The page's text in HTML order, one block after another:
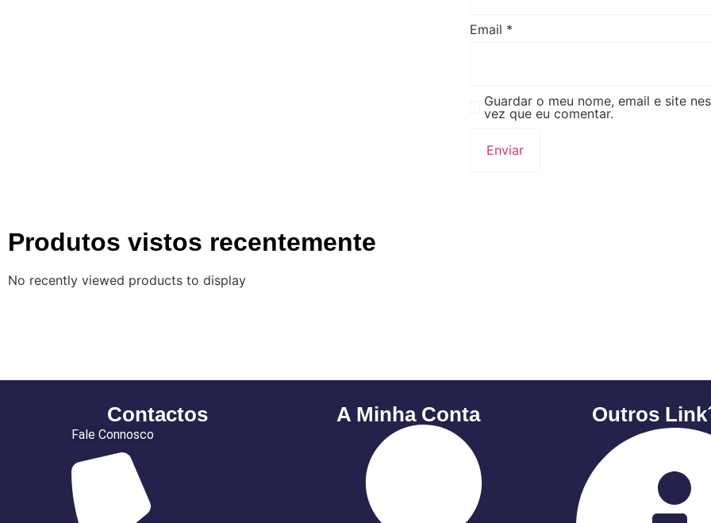
Email *
Guardar o meu nome, email e site
vez que eu comentar.
Produtos vistos recentemente
No recently viewed products to display
Contactos
Fale Connosco
A Minha Conta Outros